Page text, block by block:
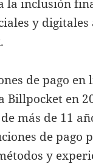
la inclusión
y digitales
de pago en
en
más de 11
de pago
y